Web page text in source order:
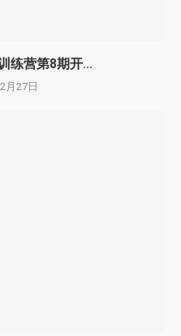
练营第8期开...
月27日